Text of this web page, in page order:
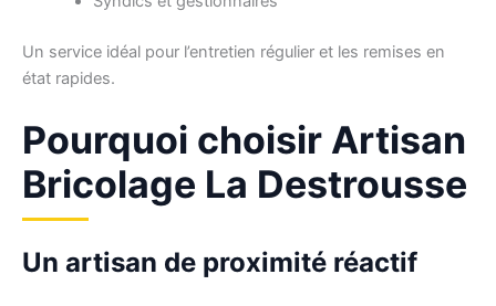
Un service idéal pour l’entretien régulier et les remises en
état rapides.
Pourquoi choisir Artisan
Bricolage La Destrousse
Un artisan de proximité réactif